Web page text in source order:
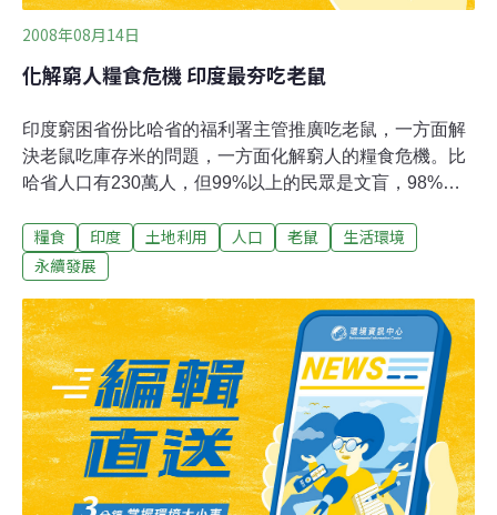
2008年08月14日
化解窮人糧食危機 印度最夯吃老鼠
印度窮困省份比哈省的福利署主管推廣吃老鼠，一方面解
決老鼠吃庫存米的問題，一方面化解窮人的糧食危機。比
哈省人口有230萬人，但99%以上的民眾是文盲，98%的
倉庫存放的穀物，高達一半被老鼠吃掉，因而建議比哈省
民眾捉老鼠來吃。普拉卡希說，老鼠肉骨頭不多，不但好
迎。他準備把鼠肉食譜分發到省內所有路邊攤、餐廳甚至
五星級飯店，宣導吃鼠肉。如果吃老鼠蔚為風氣，比哈省
窮人可以靠捉老鼠賺錢。印度人口和老鼠比例是1比8，不
愁沒老鼠抓，窮人每天抓幾隻老鼠，就有錢糊口。除了吃
野鼠，普拉卡希也想推廣養老鼠，把老鼠農場變成雞舍、
鴨寮一樣普遍。英國BBC報導，這不是普拉卡希第一次提
出別出心裁的構想。他曾建議，讓閹人擔任醫院婦產科病
房的警衛，比男性警衛更理想，這個方案正積極規畫中。
糧食 印度 土地利用 人口 老鼠
生活環境
永續發展